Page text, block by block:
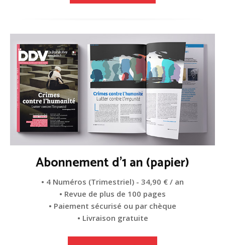
Abonnement d'1 an (papier)
• 4 Numéros (Trimestriel) - 34,90 € / an
• Revue de plus de 100 pages
• Paiement sécurisé ou par chèque
• Livraison gratuite